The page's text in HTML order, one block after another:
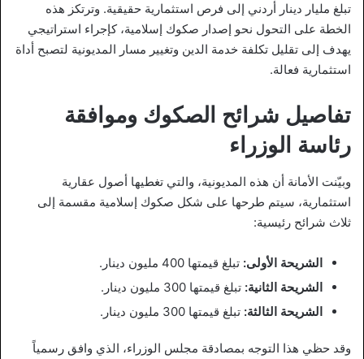
تبلغ مليار دينار أردني إلى فرص استثمارية حقيقية. وترتكز هذه
الخطة على التحول نحو إصدار صكوك إسلامية، كإجراء استراتيجي
يهدف إلى تقليل تكلفة خدمة الدين وتغيير مسار المديونية لتصبح أداة
استثمارية فعالة.
تفاصيل شرائح الصكوك وموافقة
رئاسة الوزراء
وبيّنت الأمانة أن هذه المديونية، والتي تغطيها أصول عقارية
استثمارية، سيتم طرحها على شكل صكوك إسلامية مقسمة إلى
ثلاث شرائح رئيسية:
الشريحة الأولى: تبلغ قيمتها 400 مليون دينار.
الشريحة الثانية: تبلغ قيمتها 300 مليون دينار.
الشريحة الثالثة: تبلغ قيمتها 300 مليون دينار.
وقد حظي هذا التوجه بمصادقة مجلس الوزراء، الذي وافق رسمياً